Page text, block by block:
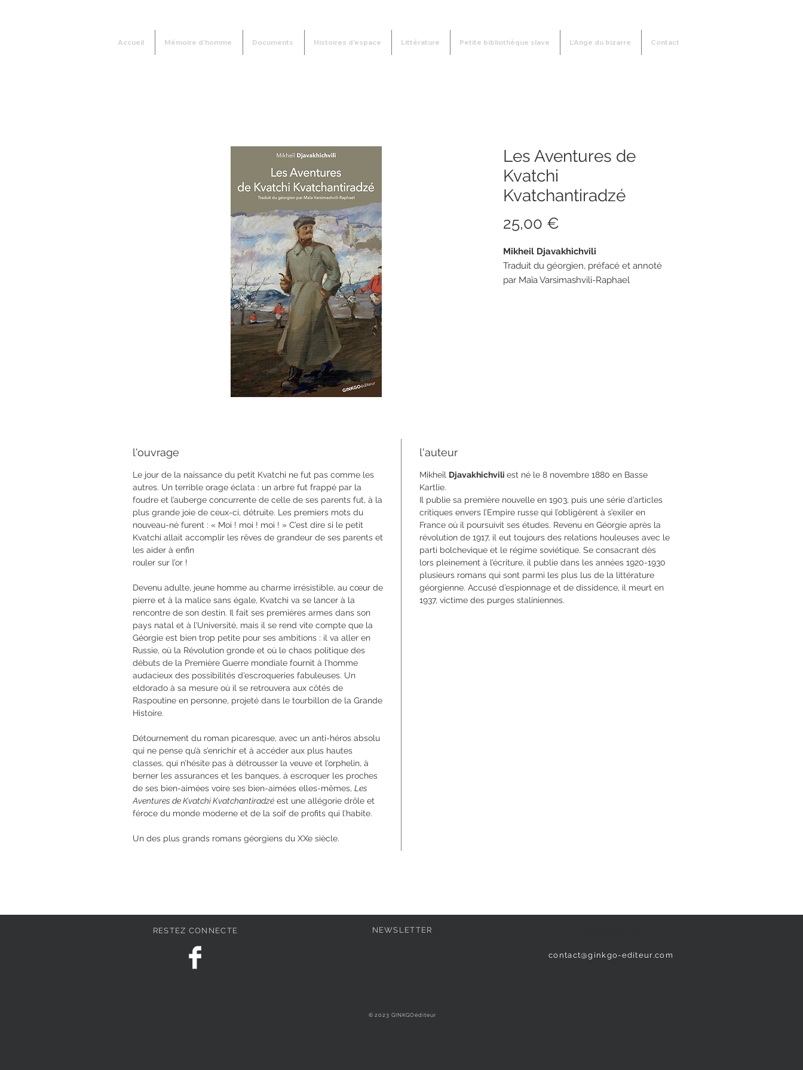
Accueil Mémoire d'homme Documents Histoires d'espace Littérature Petite bibliothèque slave L'Ange du bizarre Contact
Les Aventures de
Kvatchi
Kvatchantiradzé
25,00 €
Mikheil Djavakhichvili
Traduit du géorgien, préfacé et annoté
par Maïa Varsimashvili-Raphael
l'ouvrage
Le jour de la naissance du petit Kvatchi ne fut pas comme les
autres. Un terrible orage éclata : un arbre fut frappé par la
foudre et l’auberge concurrente de celle de ses parents fut, à la
plus grande joie de ceux-ci, détruite. Les premiers mots du
nouveau-né furent : « Moi ! moi ! moi ! » C’est dire si le petit
Kvatchi allait accomplir les rêves de grandeur de ses parents et
les aider à enfin
rouler sur l’or !
Devenu adulte, jeune homme au charme irrésistible, au cœur de
pierre et à la malice sans égale, Kvatchi va se lancer à la
rencontre de son destin. Il fait ses premières armes dans son
pays natal et à l’Université, mais il se rend vite compte que la
Géorgie est bien trop petite pour ses ambitions : il va aller en
Russie, où la Révolution gronde et où le chaos politique des
débuts de la Première Guerre mondiale fournit à l’homme
audacieux des possibilités d’escroqueries fabuleuses. Un
eldorado à sa mesure où il se retrouvera aux côtés de
Raspoutine en personne, projeté dans le tourbillon de la Grande
Histoire.
Détournement du roman picaresque, avec un anti-héros absolu
qui ne pense qu’à s’enrichir et à accéder aux plus hautes
classes, qui n’hésite pas à détrousser la veuve et l’orphelin, à
berner les assurances et les banques, à escroquer les proches
de ses bien-aimées voire ses bien-aimées elles-mêmes, Les
Aventures de Kvatchi Kvatchantiradzé est une allégorie drôle et
féroce du monde moderne et de la soif de profits qui l’habite.
Un des plus grands romans géorgiens du XXe siècle.
l'auteur
Mikheïl Djavakhichvili est né le 8 novembre 1880 en Basse
Kartlie.
Il publie sa première nouvelle en 1903, puis une série d’articles
critiques envers l’Empire russe qui l’obligèrent à s’exiler en
France où il poursuivit ses études. Revenu en Géorgie après la
révolution de 1917, il eut toujours des relations houleuses avec le
parti bolchevique et le régime soviétique. Se consacrant dès
lors pleinement à l’écriture, il publie dans les années 1920-1930
plusieurs romans qui sont parmi les plus lus de la littérature
géorgienne. Accusé d’espionnage et de dissidence, il meurt en
1937, victime des purges staliniennes.
RESTEZ CONNECTE NEWSLETTER
contact@ginkgo-editeur.com
© 2023 GINKGOéditeur